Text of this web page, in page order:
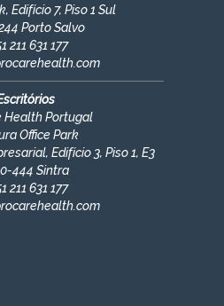
Edifício 7, Piso 1 Sul
Porto Salvo
211 631 177
Health Portugal
Office Park
Edifício 3, Piso 1, E3
444 Sintra
211 631 177